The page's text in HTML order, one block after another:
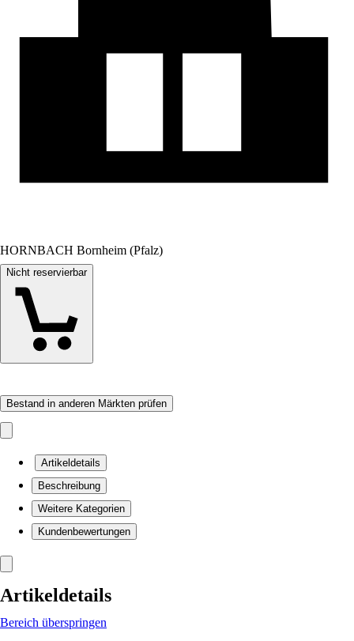
HORNBACH Bornheim (Pfalz)
Nicht reservierbar
Bestand in anderen Märkten prüfen
Artikeldetails
Beschreibung
Weitere Kategorien
Kundenbewertungen
Artikeldetails
Bereich überspringen